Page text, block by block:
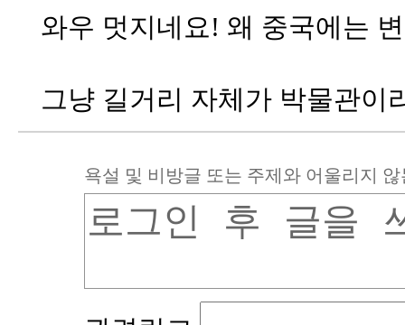
와우 멋지네요! 왜 중국에는
그냥 길거리 자체가 박물관이